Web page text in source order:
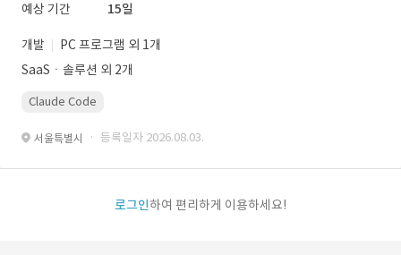
예상 기간
15일
개발
PC 프로그램 외 1개
SaaSㆍ솔루션 외 2개
Claude Code
서울특별시 · 등록일자 2026.08.03.
로그인하여 편리하게 이용하세요!